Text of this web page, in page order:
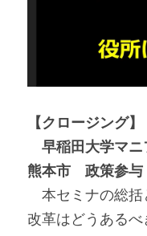
【クロージング】
早稲田大学マニ
熊本市　政策参
本セミナの総括
改革はどうあるべ